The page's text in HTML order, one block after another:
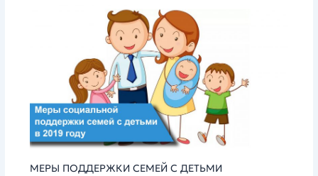
МЕРЫ ПОДДЕРЖКИ СЕМЕЙ С ДЕТЬМИ